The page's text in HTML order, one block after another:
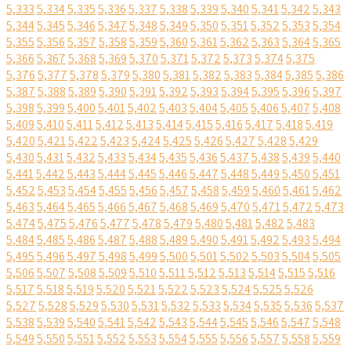
5,3335,3345,3355,3365,3375,3385,3395,3405,3415,3425,343
5,3445,3455,3465,3475,3485,3495,3505,3515,3525,3535,354
5,3555,3565,3575,3585,3595,3605,3615,3625,3635,3645,365
5,3665,3675,3685,3695,3705,3715,3725,3735,3745,375
5,3765,3775,3785,3795,3805,3815,3825,3835,3845,3855,386
5,3875,3885,3895,3905,3915,3925,3935,3945,3955,3965,397
5,3985,3995,4005,4015,4025,4035,4045,4055,4065,4075,408
5,4095,4105,4115,4125,4135,4145,4155,4165,4175,4185,419
5,4205,4215,4225,4235,4245,4255,4265,4275,4285,429
5,4305,4315,4325,4335,4345,4355,4365,4375,4385,4395,440
5,4415,4425,4435,4445,4455,4465,4475,4485,4495,4505,451
5,4525,4535,4545,4555,4565,4575,4585,4595,4605,4615,462
5,4635,4645,4655,4665,4675,4685,4695,4705,4715,4725,473
5,4745,4755,4765,4775,4785,4795,4805,4815,4825,483
5,4845,4855,4865,4875,4885,4895,4905,4915,4925,4935,494
5,4955,4965,4975,4985,4995,5005,5015,5025,5035,5045,505
5,5065,5075,5085,5095,5105,5115,5125,5135,5145,5155,516
5,5175,5185,5195,5205,5215,5225,5235,5245,5255,526
5,5275,5285,5295,5305,5315,5325,5335,5345,5355,5365,537
5,5385,5395,5405,5415,5425,5435,5445,5455,5465,5475,548
5,5495,5505,5515,5525,5535,5545,5555,5565,5575,5585,559